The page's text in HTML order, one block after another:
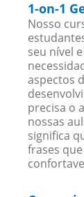
1-on-1
Nosso
seu nível
aspectos
precisa o
nossas
significa
frases